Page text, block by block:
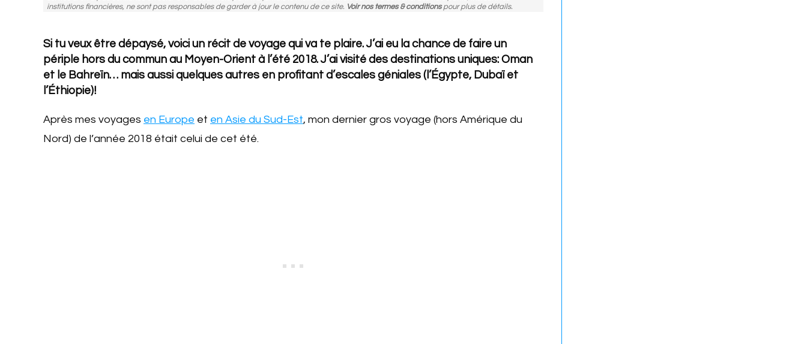
institutions financières, ne sont pas responsables de garder à jour le contenu de ce site. Voir nos termes & conditionspour plus de détails.
Si tu veux être dépaysé, voici un récit de voyage qui va te plaire. J’ai eu la chance de faire un
périple hors du commun au Moyen-Orient à l’été 2018. J’ai visité des destinations uniques: Oman
et le Bahreïn… mais aussi quelques autres en profitant d’escales géniales (l’Égypte, Dubaï et
l’Éthiopie)!
Après mes voyages en Europe et en Asie du Sud-Est, mon dernier gros voyage (hors Amérique du
Nord) de l’année 2018 était celui de cet été.